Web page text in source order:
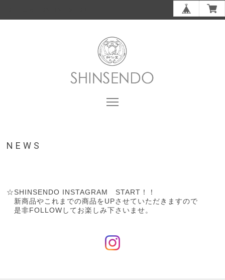
NEWS
☆SHINSENDO INSTAGRAM START！！
新商品やこれまでの商品をUPさせていただきますので
是非FOLLOWしてお楽しみ下さいませ。